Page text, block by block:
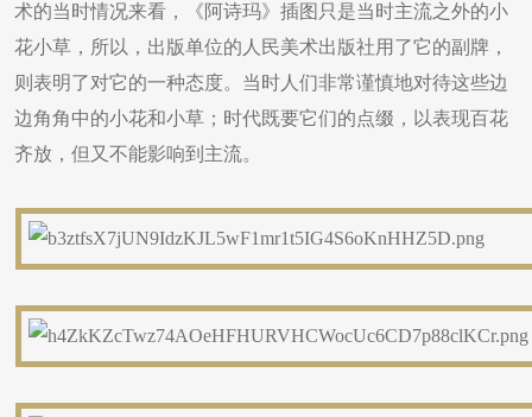
术的当时情况来看，《阿诗玛》插图只是当时主流之外的小
花小草，所以，出版单位的人民美术出版社用了它的副牌，
则表明了对它的一种态度。当时人们非常谨慎地对待这些边
边角角中的小花和小草；时代既要它们的点缀，以表现百花
齐放，但又不能影响到主流。